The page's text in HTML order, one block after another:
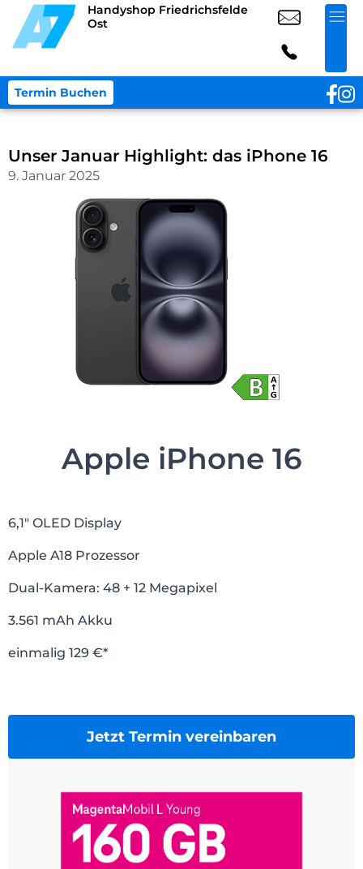
Handyshop Friedrichsfelde
Ost
Termin Buchen
Unser Januar Highlight: das iPhone 16
9. Januar 2025
Apple iPhone 16
6,1″ OLED Display
Apple A18 Prozessor
Dual-Kamera: 48 + 12 Megapixel
3.561 mAh Akku
einmalig 129 €*
Jetzt Termin vereinbaren